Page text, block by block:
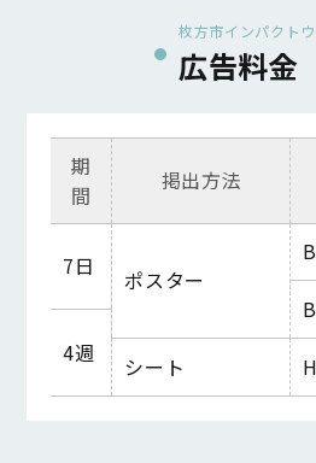
枚方市インパクト
広告料金
期
間
掲出方法
7日 ポスター
4週
シート